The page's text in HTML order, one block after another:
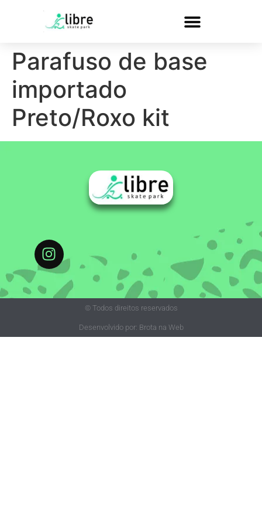
Parafuso de base
importado
Preto/Roxo kit
© Todos direitos reservados
Desenvolvido por: Brota na Web